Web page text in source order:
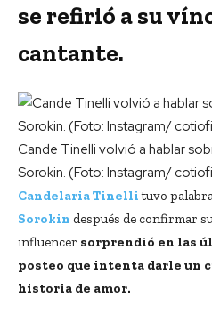
se refirió a su
cantante.
Cande Tinelli volvió a hablar
Sorokin. (Foto: Instagram/
Candelaria Tinelli tuvo
Sorokin después de confirmar
influencer sorprendió en las
posteo que intenta darle un
historia de amor.